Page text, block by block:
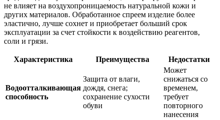
не влияет на воздухопроницаемость натуральной кожи и
других материалов. Обработанное спреем изделие более
эластично, лучше сохнет и приобретает больший срок
эксплуатации за счет стойкости к воздействию реагентов,
соли и грязи.
Характеристика Преимущества Недостатки
Водоотталкивающая
способность
Защита от влаги,
дождя, снега;
сохранение сухости
обуви
Может
снижаться со
временем,
требует
повторного
нанесения